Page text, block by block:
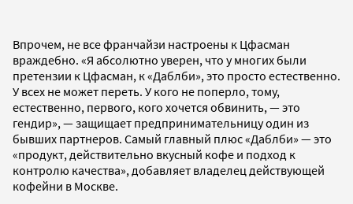
Впрочем, не все франчайзи настроены к Цфасман
враждебно. «Я абсолютно уверен, что у многих были
претензии к Цфасман, к «Даблби», это просто естественно.
У всех не может переть. У кого не поперло, тому,
естественно, первого, кого хочется обвинить, —это
гендир», —защищает предпринимательницу один из
бывших партнеров. Самый главный плюс«Даблби» — это
«продукт, действительно вкусный кофе и подход к
контролю качества», добавляет владелец действующей
кофейни в Москве.